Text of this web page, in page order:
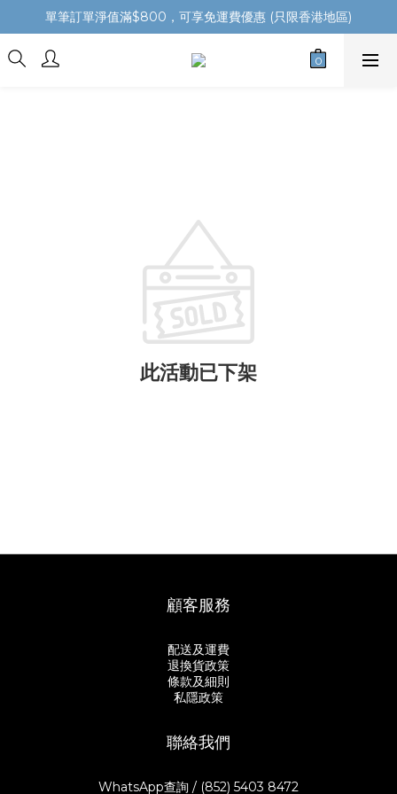
單筆訂單淨值滿$800，可享免運費優惠 (只限香港地區)
此活動已下架
顧客服務
配送及運費
退換貨政策
條款及細則
私隱政策
聯絡我們
WhatsApp查詢 / (852) 5403 8472